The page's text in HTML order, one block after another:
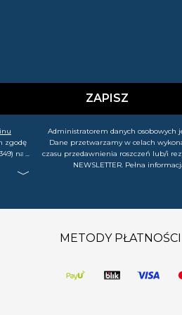
zgodę
na
chwili
ZAPISZ
Administratorem danych osobowych
Dane przetwarzamy w celach
czasu przedawnienia roszczeń lub/i
NEWSLETTER. Pełna
METODY PŁATNOŚCI